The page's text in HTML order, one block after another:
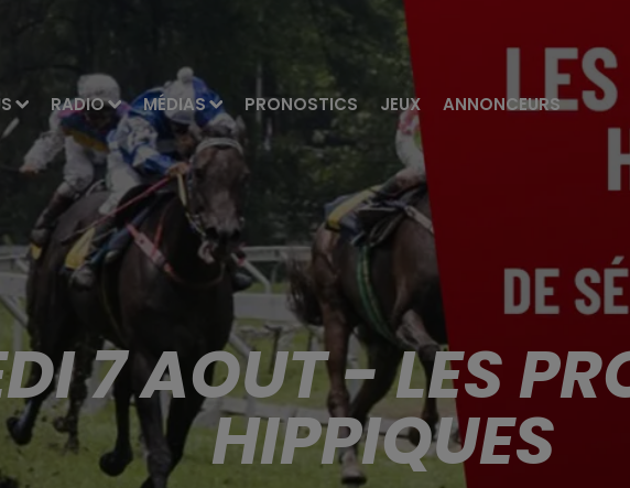
RADIO MÉDIAS PRONOSTICS JEUX ANNONCEURS
7 AOUT - LES
HIPPIQUES